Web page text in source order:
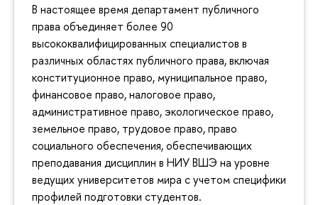
В настоящее время департамент публичного
права объединяет более 90
высококвалифицированных специалистов в
различных областях публичного права, включая
конституционное право, муниципальное право,
финансовое право, налоговое право,
административное право, экологическое право,
земельное право, трудовое право, право
социального обеспечения, обеспечивающих
преподавания дисциплин в НИУ ВШЭ на уровне
ведущих университетов мира с учетом специфики
профилей подготовки студентов.